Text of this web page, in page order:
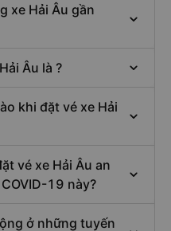
xe Hải Âu gần
Âu là ?
khi đặt vé xe Hải
vé xe Hải Âu an
19 này?
ở những tuyến